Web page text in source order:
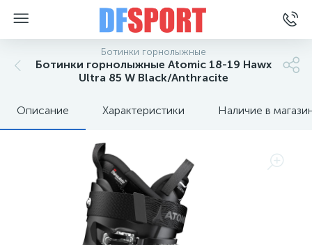
Ботинки горнолыжные
Ботинки горнолыжные Atomic 18-19 Hawx
Ultra 85 W Black/Anthracite
Описание Характеристики Наличие в